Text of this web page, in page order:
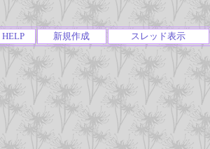
HELP 新規作成 スレッド表示